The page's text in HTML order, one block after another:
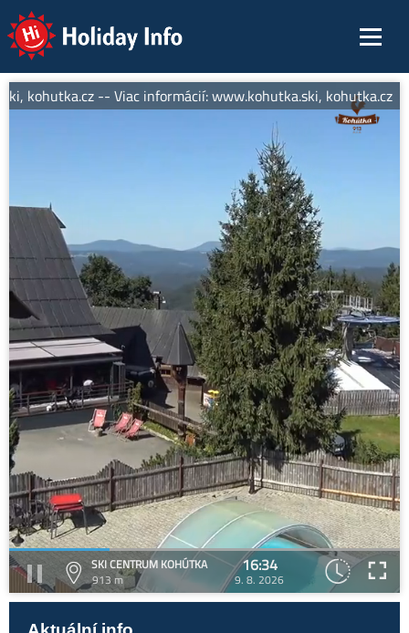
Holiday Info
kohutka.cz -- Viac informácií: www.kohutka.ski, kohutka.cz
SKI CENTRUM KOHÚTKA
913 m
16:34
9. 8. 2026